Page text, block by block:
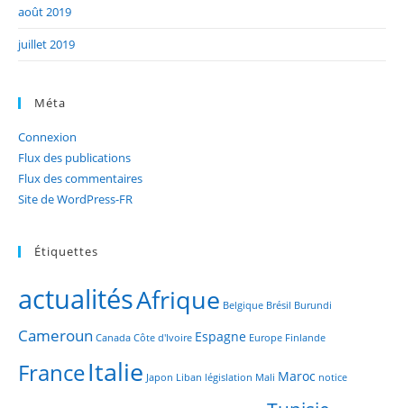
août 2019
juillet 2019
Méta
Connexion
Flux des publications
Flux des commentaires
Site de WordPress-FR
Étiquettes
actualitésAfrique Belgique Brésil Burundi
Cameroun Canada Côte d'Ivoire Espagne Europe Finlande
FranceItalie Japon Liban législation Mali Maroc notice